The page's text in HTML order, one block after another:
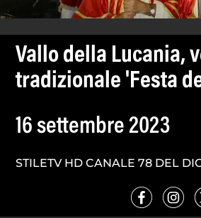
Vallo della Lucania,
tradizionale 'Festa
16 settembre 2023
STILETV HD CANALE 78 DEL